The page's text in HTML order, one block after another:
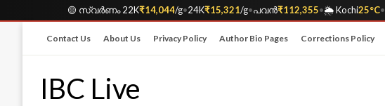
🟡 സ്വർണം 22K₹14,044/g•24K₹15,321/g•പവൻ₹112,355•🌦️ Kochi25°C•
Contact Us About Us Privacy Policy Author Bio Pages Corrections Policy
IBC Live